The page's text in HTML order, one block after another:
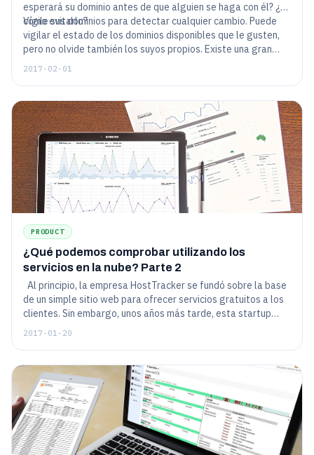
esperará su dominio antes de que alguien se haga con él? ¿Y
cómo evitarlo?
Vigile sus dominios para detectar cualquier cambio. Puede
vigilar el estado de los dominios disponibles que le gusten,
pero no olvide también los suyos propios. Existe una gran
variedad de servicios, como HostTracker, que proporcionan
2017-02-01
PRODUCT
¿Qué podemos comprobar utilizando los
servicios en la nube? Parte 2
Al principio, la empresa HostTracker se fundó sobre la base
de un simple sitio web para ofrecer servicios gratuitos a los
clientes. Sin embargo, unos años más tarde, esta startup
desarrolló una amplia variedad de herramientas que sirven
decidido describir a fondo todas las características de
nuestro servicio, así como compartir con usted nuestra
experiencia en el desarrollo de este tipo de proyectos y
mencionar retos interesantes a los que nos hemos
enfrentado.
2017-01-20